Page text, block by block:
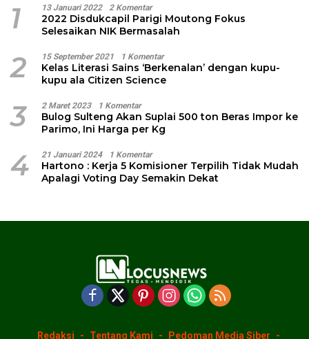
1 13 Januari 2022 2 Komentar
2022 Disdukcapil Parigi Moutong Fokus
Selesaikan NIK Bermasalah
2 15 September 2021 1 Komentar
Kelas Literasi Sains ‘Berkenalan’ dengan kupu-
kupu ala Citizen Science
3 2 Maret 2023 1 Komentar
Bulog Sulteng Akan Suplai 500 ton Beras Impor ke
Parimo, Ini Harga per Kg
4 21 Januari 2024 1 Komentar
Hartono : Kerja 5 Komisioner Terpilih Tidak Mudah
Apalagi Voting Day Semakin Dekat
Redaksi Tentang Kami Pedoman Media Siber